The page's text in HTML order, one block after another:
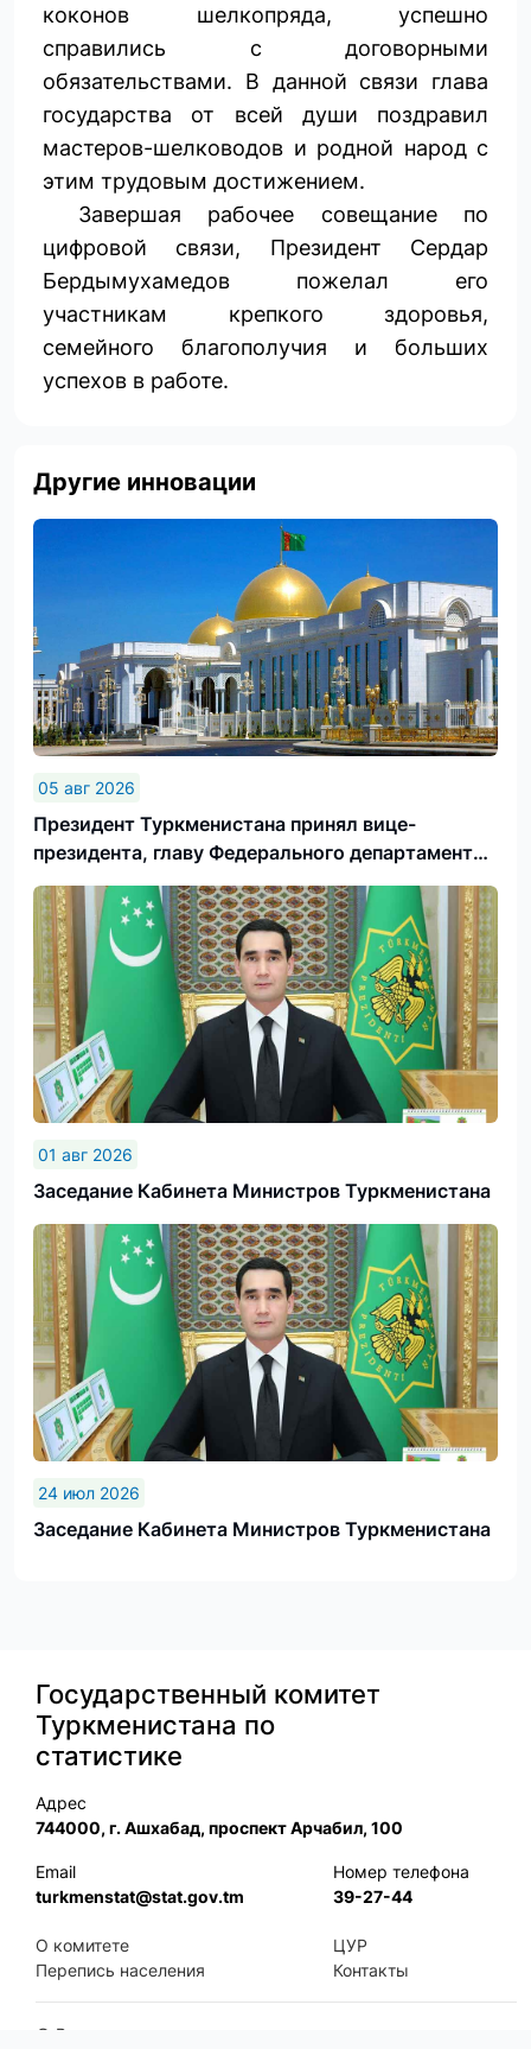
коконов шелкопряда, успешно
справились с договорными
обязательствами. В данной связи глава
государства от всей души поздравил
мастеров-шелководов и родной народ с
этим трудовым достижением.
Завершая рабочее совещание по
цифровой связи, Президент Сердар
Бердымухамедов пожелал его
участникам крепкого здоровья,
семейного благополучия и больших
успехов в работе.
Другие инновации
05 авг 2026
Президент Туркменистана принял вице-
президента, главу Федерального департамента
иностранных дел Швейцарской Конфедерации
01 авг 2026
Заседание Кабинета Министров Туркменистана
24 июл 2026
Заседание Кабинета Министров Туркменистана
Государственный комитет
Туркменистана по
статистике
Адрес
744000, г. Ашхабад, проспект Арчабил, 100
Email
turkmenstat@stat.gov.tm
Номер телефона
39-27-44
О комитете
Перепись населения
ЦУР
Контакты
© Все права защищены